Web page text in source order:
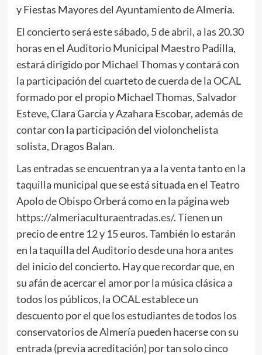
y Fiestas Mayores del Ayuntamiento de Almería.
El concierto será este sábado, 5 de abril, a las 20.30
horas en el Auditorio Municipal Maestro Padilla,
estará dirigido por Michael Thomas y contará con
la participación del cuarteto de cuerda de la OCAL
formado por el propio Michael Thomas, Salvador
Esteve, Clara García y Azahara Escobar, además de
contar con la participación del violonchelista
solista, Dragos Balan.
Las entradas se encuentran ya a la venta tanto en la
taquilla municipal que se está situada en el Teatro
Apolo de Obispo Orberá como en la página web
https://almeriaculturaentradas.es/. Tienen un
precio de entre 12 y 15 euros. También lo estarán
en la taquilla del Auditorio desde una hora antes
del inicio del concierto. Hay que recordar que, en
su afán de acercar el amor por la música clásica a
todos los públicos, la OCAL establece un
descuento por el que los estudiantes de todos los
conservatorios de Almería pueden hacerse con su
entrada (previa acreditación) por tan solo cinco